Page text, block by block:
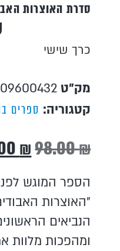
סדרת האוצרות
כרך שישי
מק"ט
קטגוריה: ספרים
98.00₪
₪
הספר המוגש
"האוצרות
הנביאים
ומהפכות מלוות